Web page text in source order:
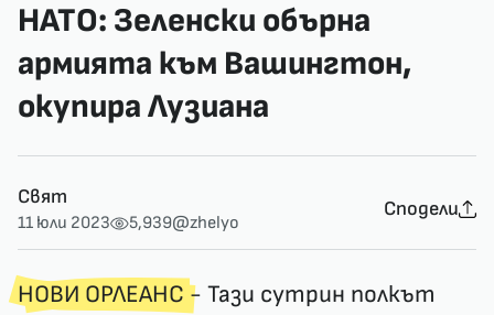
НАТО: Зеленски обърна
армията към Вашингтон,
окупира Лузиана
Свят
11 юли 2023 5,939@zhelyo
Сподели
НОВИ ОРЛЕАНС - Тази сутрин полкът